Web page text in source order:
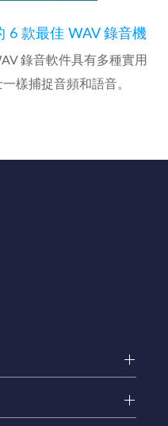
6 款最佳 WAV 錄音機
錄音軟件具有多種實用
樣捕捉音頻和語音。